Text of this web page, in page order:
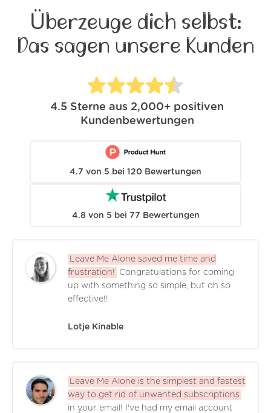
Überzeuge dich selbst:
Das sagen unsere Kunden
4.5 Sterne aus 2,000+ positiven
Kundenbewertungen
4.7 von 5 bei 120 Bewertungen
4.8 von 5 bei 77 Bewertungen
Leave Me Alone saved me time and
frustration!
Congratulations for coming
up with something so simple, but oh so
effective!!
Lotje Kinable
Leave Me Alone is the simplest and fastest
way to get rid of unwanted subscriptions
in your email! I've had my email account